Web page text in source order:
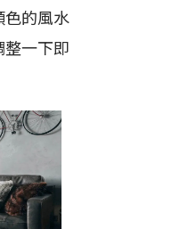
色的風水
一下即